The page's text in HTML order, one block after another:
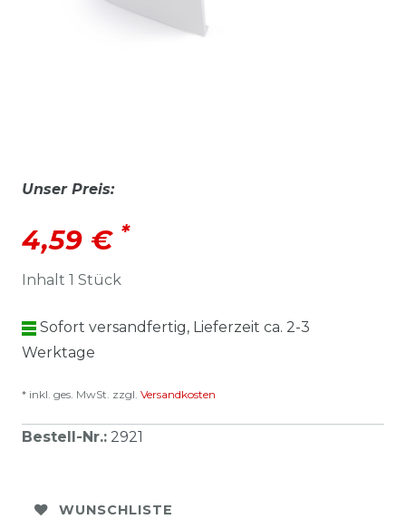
Unser Preis:
4,59 € *
Inhalt 1 Stück
Sofort versandfertig, Lieferzeit ca. 2-3
Werktage
* inkl. ges. MwSt. zzgl. Versandkosten
Bestell-Nr.: 2921
WUNSCHLISTE